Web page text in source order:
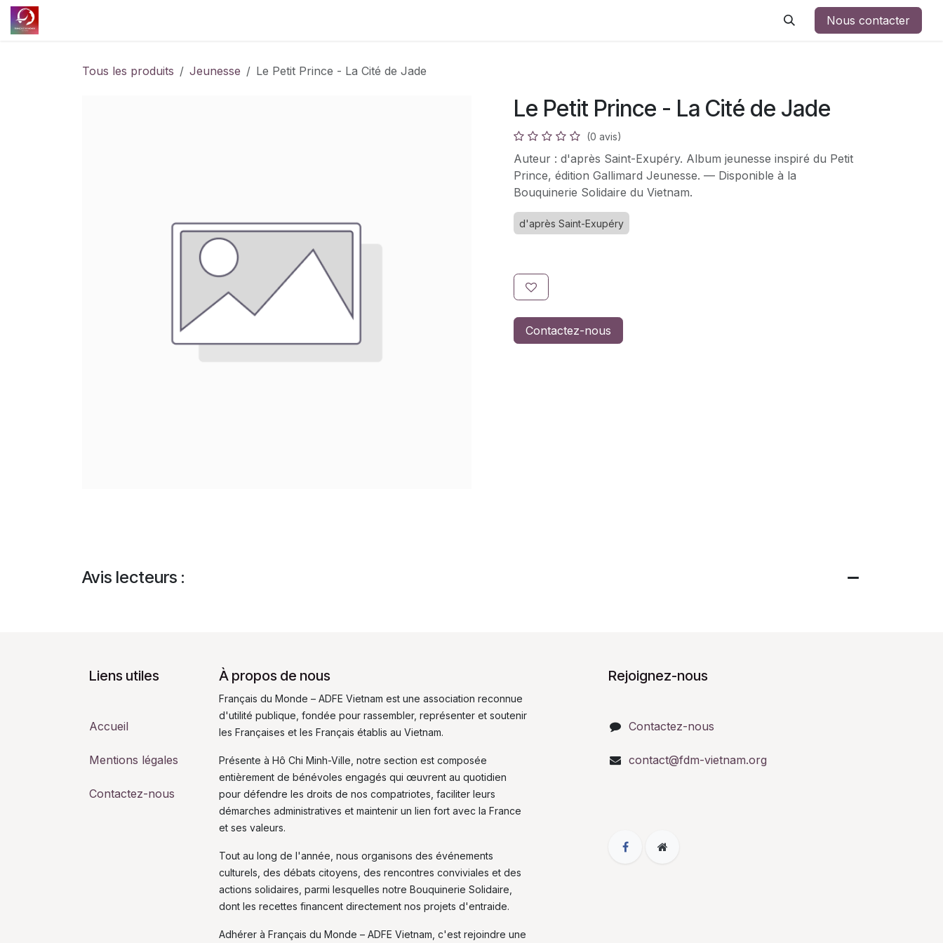
Se rendre au contenu
Nous contacter
Tous les produits Jeunesse Le Petit Prince - La Cité de Jade
Le Petit Prince - La Cité de Jade
(0 avis)
Auteur : d'après Saint-Exupéry. Album jeunesse inspiré du Petit
Prince, édition Gallimard Jeunesse. — Disponible à la
Bouquinerie Solidaire du Vietnam.
d'après Saint-Exupéry
Contactez-nous
Avis lecteurs :
Liens utiles
Accueil
Mentions légales
Contactez-nous
À propos de nous
Français du Monde – ADFE Vietnam est une association reconnue
d'utilité publique, fondée pour rassembler, représenter et soutenir
les Françaises et les Français établis au Vietnam.
Présente à Hô Chi Minh-Ville, notre section est composée
entièrement de bénévoles engagés qui œuvrent au quotidien
pour défendre les droits de nos compatriotes, faciliter leurs
démarches administratives et maintenir un lien fort avec la France
et ses valeurs.
Tout au long de l'année, nous organisons des événements
culturels, des débats citoyens, des rencontres conviviales et des
actions solidaires, parmi lesquelles notre Bouquinerie Solidaire,
dont les recettes financent directement nos projets d'entraide.
Adhérer à Français du Monde – ADFE Vietnam, c'est rejoindre une
Rejoignez-nous
Contactez-nous
contact@fdm-vietnam.org